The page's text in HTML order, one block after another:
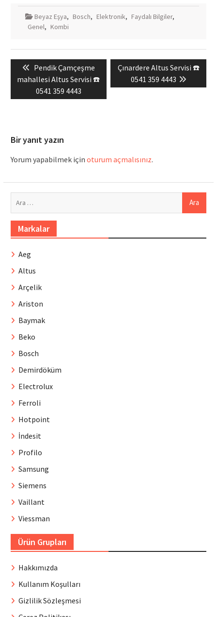
Beyaz Eşya, Bosch, Elektronik, Faydalı Bilgiler,
Genel, Kombi
gezinmesi
Previous
post:
Pendik Çamçeşme
mahallesi Altus Servisi ☎️
0541 359 4443
Next
post:
Çınardere Altus Servisi ☎️
0541 359 4443
Bir yanıt yazın
Yorum yapabilmek için oturum açmalısınız.
Markalar
Aeg
Altus
Arçelik
Ariston
Baymak
Beko
Bosch
Demirdöküm
Electrolux
Ferroli
Hotpoint
İndesit
Profilo
Samsung
Siemens
Vaillant
Viessman
Ürün Grupları
Hakkımızda
Kullanım Koşulları
Gizlilik Sözleşmesi